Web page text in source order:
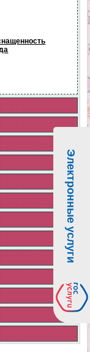
Электронные услуги